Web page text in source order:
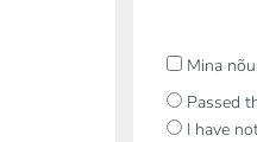
Mina
Passed
I have